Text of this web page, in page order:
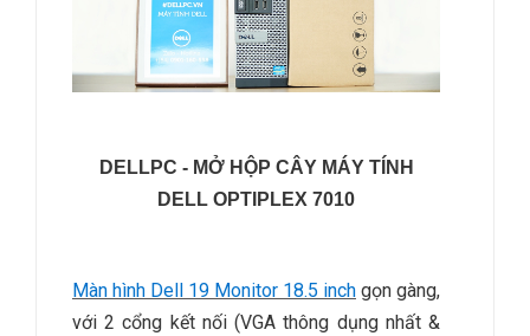
DELLPC - MỞ HỘP CÂY MÁY TÍNH
DELL OPTIPLEX 7010
Màn hình Dell 19 Monitor 18.5 inch gọn gàng,
với 2 cổng kết nối (VGA thông dụng nhất &